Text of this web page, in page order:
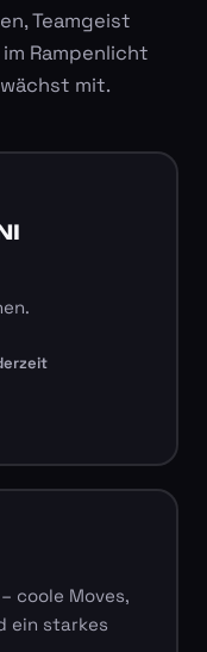
Teamgeist
Rampenlicht
mit.
coole Moves,
ein starkes